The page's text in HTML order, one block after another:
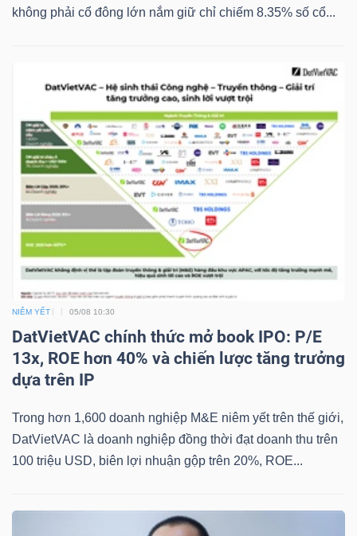
không phải cổ đông lớn nắm giữ chỉ chiếm 8.35% số cổ...
NIÊM YẾT 05/08 10:30
DatVietVAC chính thức mở book IPO: P/E
13x, ROE hơn 40% và chiến lược tăng trưởng
dựa trên IP
Trong hơn 1,600 doanh nghiệp M&E niêm yết trên thế giới,
DatVietVAC là doanh nghiệp đồng thời đạt doanh thu trên
100 triệu USD, biên lợi nhuận gộp trên 20%, ROE...
DÙNG
THIẾT
YẾU
CHĂM
SÓC
SỨC
KHỎE
TÀI
CHÍNH